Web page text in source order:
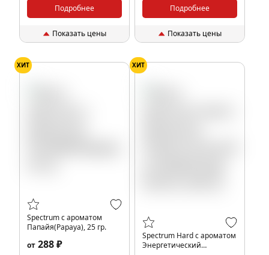
Подробнее
Показать цены
Подробнее
Показать цены
ХИТ
Spectrum с ароматом
Папайя(Papaya), 25 гр.
от 288 ₽
ХИТ
Spectrum Hard с ароматом
Энергетический